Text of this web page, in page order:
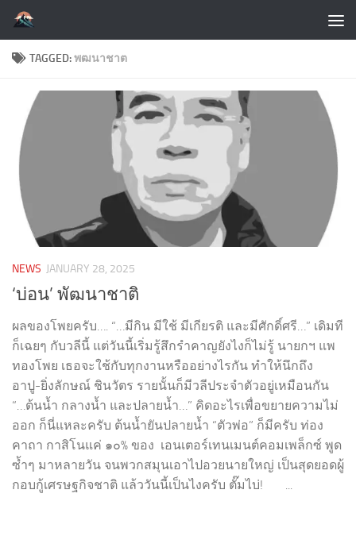
Skip to content
TAGGED:พฒนาชาต
NEWS JANUARY 28, 2025
‘บ่อน’ พัฒนาชาติ
ผลของโพยครับ…. “…มีกิน มีใช้ มีเกียรติ และมีศักดิ์ศรี…” เดิมที
ก็เฉยๆ กับวลีนี้ แต่วันนี้เริ่มรู้สึกรำคาญยังไงก็ไม่รู้ นายกฯ แพ
ทองโพย เธอจะใช้กับทุกงานหรืออย่างไรกัน ทำให้นึกถึง
อาปู-ยิ่งลักษณ์ ชินวัตร รายนั้นก็มีวลีประจำตัวอยู่เหมือนกัน
“…ต้นน้ำ กลางน้ำ และปลายน้ำ…” คิดอะไรเพื่อขยายความไม่
ออก ก็นี่แหละครับ ต้นน้ำยันปลายน้ำ “ตัวพ่อ” ก็มีครับ ท่อง
คาถา กาสิโนแค่ ๑๐% ของ เอนเตอร์เทนเมนต์คอมเพล็กซ์ พูด
ซ้ำๆ มาหลายวัน จนพวกสมุนเอาไปอวยนายใหญ่ เป็นสุดยอดผู้
กอบกู้เศรษฐกิจชาติ แล้ววันนี้เป็นไงครับ ตั๊มไบ่! ...